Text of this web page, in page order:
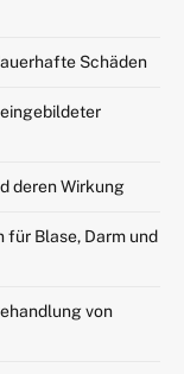
Schäden
eingebildeter
deren Wirkung
für Blase, Darm und
von